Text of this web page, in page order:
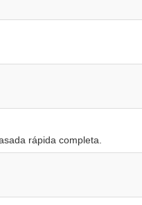
rápida completa.